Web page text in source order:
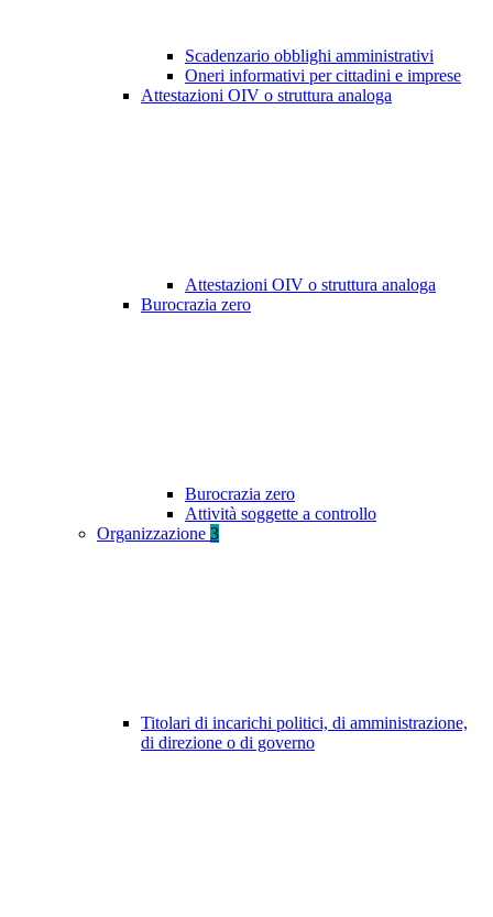
Scadenzario obblighi amministrativi
Oneri informativi per cittadini e imprese
Attestazioni OIV o struttura analoga
Attestazioni OIV o struttura analoga
Burocrazia zero
Burocrazia zero
Attività soggette a controllo
Organizzazione 3
Titolari di incarichi politici, di amministrazione,
di direzione o di governo